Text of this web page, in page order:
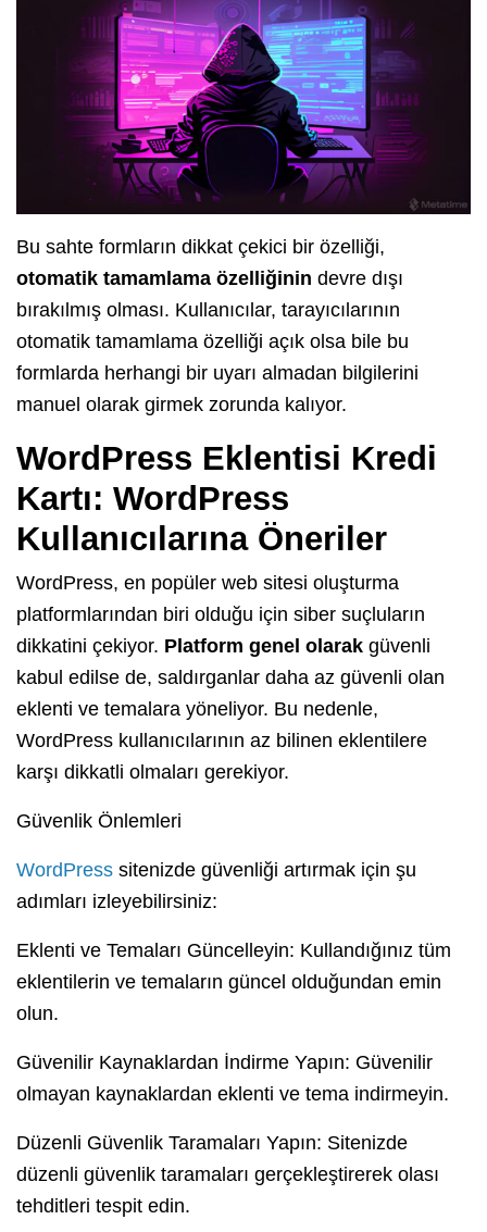
Bu sahte formların dikkat çekici bir özelliği,
otomatik tamamlama özelliğinin devre dışı
bırakılmış olması. Kullanıcılar, tarayıcılarının
otomatik tamamlama özelliği açık olsa bile bu
formlarda herhangi bir uyarı almadan bilgilerini
manuel olarak girmek zorunda kalıyor.
WordPress Eklentisi Kredi
Kartı: WordPress
Kullanıcılarına Öneriler
WordPress, en popüler web sitesi oluşturma
platformlarından biri olduğu için siber suçluların
dikkatini çekiyor. Platform genel olarak güvenli
kabul edilse de, saldırganlar daha az güvenli olan
eklenti ve temalara yöneliyor. Bu nedenle,
WordPress kullanıcılarının az bilinen eklentilere
karşı dikkatli olmaları gerekiyor.
Güvenlik Önlemleri
WordPress sitenizde güvenliği artırmak için şu
adımları izleyebilirsiniz:
Eklenti ve Temaları Güncelleyin: Kullandığınız tüm
eklentilerin ve temaların güncel olduğundan emin
olun.
Güvenilir Kaynaklardan İndirme Yapın: Güvenilir
olmayan kaynaklardan eklenti ve tema indirmeyin.
Düzenli Güvenlik Taramaları Yapın: Sitenizde
düzenli güvenlik taramaları gerçekleştirerek olası
tehditleri tespit edin.